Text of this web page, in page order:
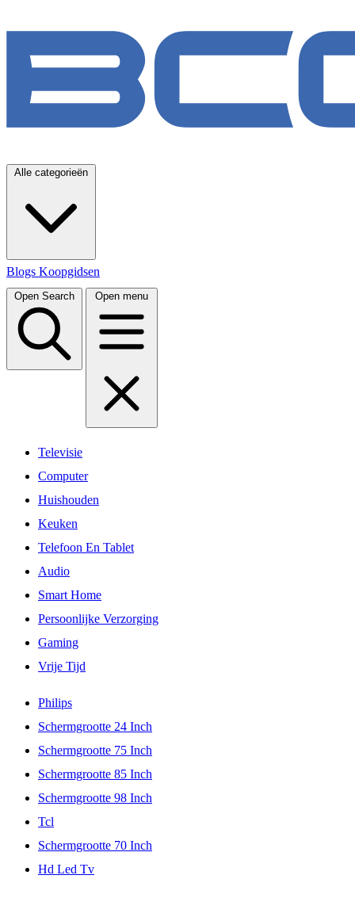
Alle categorieën
Blogs Koopgidsen
Open Search Open menu
Televisie
Computer
Huishouden
Keuken
Telefoon En Tablet
Audio
Smart Home
Persoonlijke Verzorging
Gaming
Vrije Tijd
Philips
Schermgrootte 24 Inch
Schermgrootte 75 Inch
Schermgrootte 85 Inch
Schermgrootte 98 Inch
Tcl
Schermgrootte 70 Inch
Hd Led Tv